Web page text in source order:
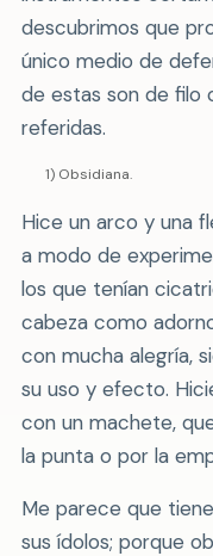
descubrimos que
único medio de
de estas son de filo
referidas.
1) Obsidiana.
Hice un arco y una
a modo de
los que tenían
cabeza como
con mucha alegría,
su uso y efecto.
con un machete,
la punta o por la
Me parece que
sus ídolos; porque